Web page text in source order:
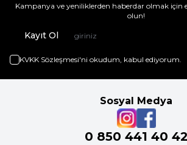
Kampanya ve yeniliklerden haberdar olmak için
olun!
Kayıt Ol
KVKK Sözleşmesi'ni okudum, kabul ediyorum.
Sosyal Medya
0 850 441 40 42